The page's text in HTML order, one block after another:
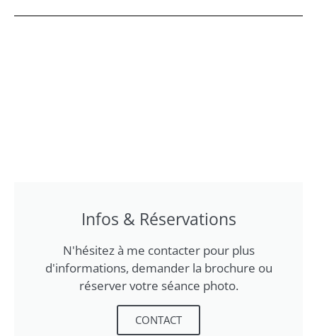
Infos & Réservations
N'hésitez à me contacter pour plus
d'informations, demander la brochure ou
réserver votre séance photo.
CONTACT